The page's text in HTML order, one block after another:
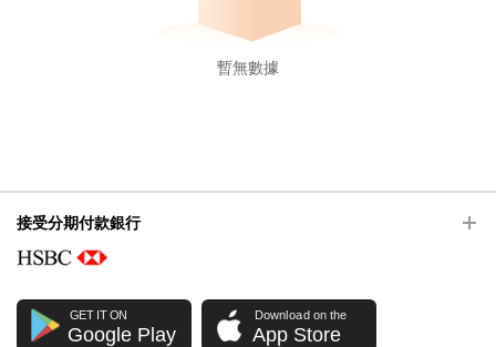
暫無數據
接受分期付款銀行
GET IT ON
Google Play
Download on the
App Store